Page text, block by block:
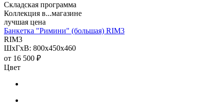
Складская программа
Коллекция в...магазине
лучшая цена
Банкетка "Римини" (большая) RIM3
RIM3
ШхГхВ: 800х450х460
от 16 500 ₽
Цвет